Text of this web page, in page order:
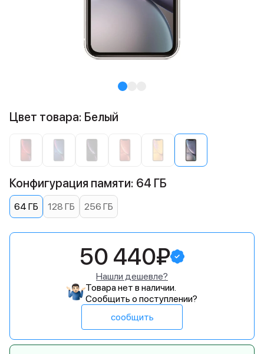
Цвет товара: Белый
Конфигурация памяти: 64 ГБ
64 ГБ 128 ГБ 256 ГБ
50 440₽
Нашли дешевле?
Товара нет в наличии.
Сообщить о поступлении?
сообщить